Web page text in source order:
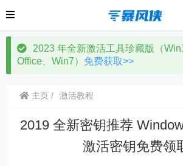
2023 年全新激活工具珍藏版（
Office、Win7） 免费获取>>
主页 激活教程
2019 全新密钥推荐
激活密钥免费领